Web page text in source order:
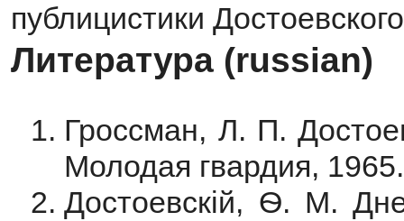
публицистики
Литература (russian)
Гроссман, Л. П.
Молодая гвардия,
Достоевскiй, Ѳ. М.